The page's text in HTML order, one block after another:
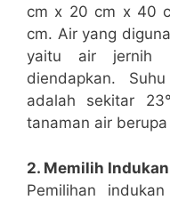
cm x 20 cm x 40
cm. Air yang
yaitu air jernih
diendapkan.
adalah sekitar
tanaman air
2. Memilih
Pemilihan